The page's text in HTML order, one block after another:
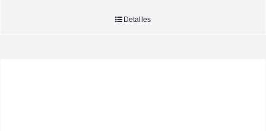
Detalles